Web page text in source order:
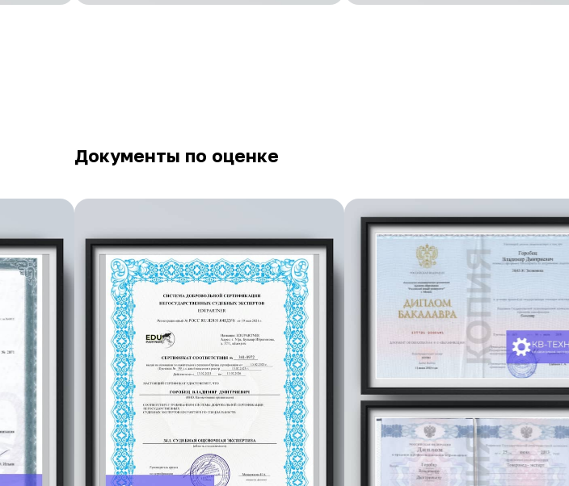
Документы по оценке